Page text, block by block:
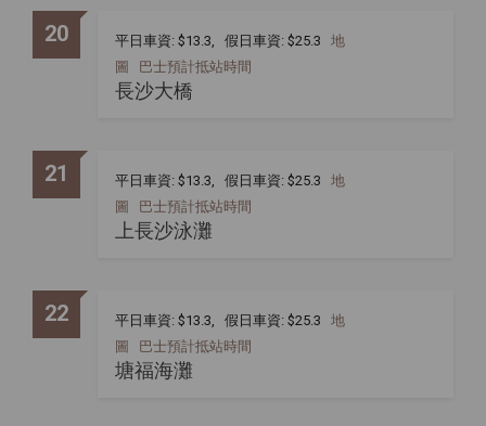
20 平日車資: $13.3, 假日車資: $25.3 地
圖
巴士預計抵站時間
長沙大橋
21 平日車資: $13.3, 假日車資: $25.3 地
圖
巴士預計抵站時間
上長沙泳灘
22 平日車資: $13.3, 假日車資: $25.3 地
圖
巴士預計抵站時間
塘福海灘